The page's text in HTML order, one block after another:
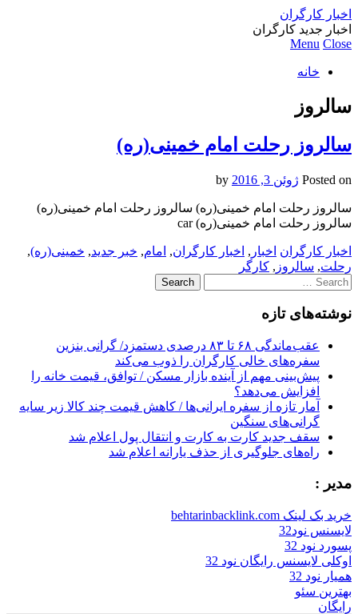
اخبار کارگران
اخبار جدید کارگران
Menu Close
خانه
سالروز
سالروز رحلت امام خمینی(ره)
Posted on ژوئن 3, 2016
سالروز رحلت امام خمینی(ره) سالروز رحلت امام خمینی(ره)
سالروز رحلت امام خمینی(ره) car
اخبار کارگران اخبار , اخبار کارگران, امام, خبر جدید, خمینی(ره),
رحلت, سالروز , کارگر
Search
for:
نوشته‌های تازه
عقب‌ماندگی ۶۸ تا ۸۳ درصدی دستمزد/ گرانی بنزین
سفره‌های خالی کارگران را ذوب می‌کند
پیش‌بینی مهم از آینده بازار مسکن / توافق، قیمت خانه را
افزایش می‌دهد؟
آمار تازه از سفره ایرانی‌ها / کاهش قیمت چند کالا زیر سایه
گرانی‌های سنگین
سقف جدید کارت به کارت و انتقال پول اعلام شد
راه‌های جلوگیری از حذف یارانه اعلام شد
مدیر :
خرید بک لینک behtarinbacklink.com
لایسنس نود32
پسورد نود 32
اوکلی لایسنس رایگان نود 32
همیار نود 32
بهترین سئو
رایگان